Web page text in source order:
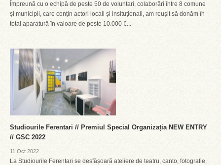
Împreună cu o echipă de peste 50 de voluntari, colaborări între 8 comune
și municipii, care conțin actori locali și insituționali, am reușit să donăm în
total aparatură în valoare de peste 10.000 €...
Studiourile Ferentari // Premiul Special Organizația NEW ENTRY
// GSC 2022
11 Oct 2022
La Studiourile Ferentari se desfășoară ateliere de teatru, canto, fotografie,